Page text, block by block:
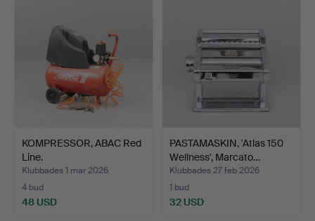
KOMPRESSOR, ABAC Red
Line.
Klubbades 1 mar 2026
4 bud
48 USD
PASTAMASKIN, 'Atlas 150
Wellness', Marcato…
Klubbades 27 feb 2026
1 bud
32 USD